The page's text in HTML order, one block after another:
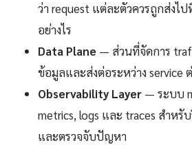
ว่า request แต่ละตัวควรถูกส่งไ
อย่างไร
Data Plane — ส่วนที่จัดการ
ข้อมูลและส่งต่อระหว่าง service
Observability Layer — ระบบ
metrics, logs และ traces สำหรั
และตรวจจับปัญหา